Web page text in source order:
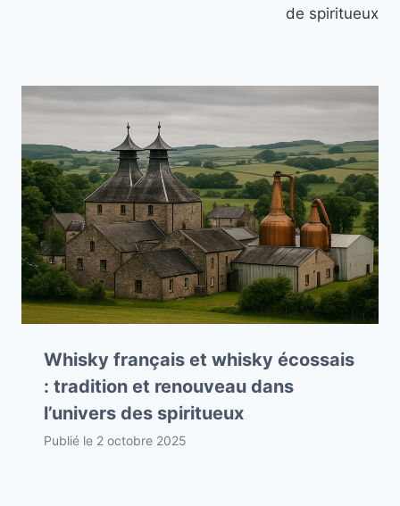
de spiritueux
Whisky français et whisky écossais
: tradition et renouveau dans
l’univers des spiritueux
Publié le 2 octobre 2025